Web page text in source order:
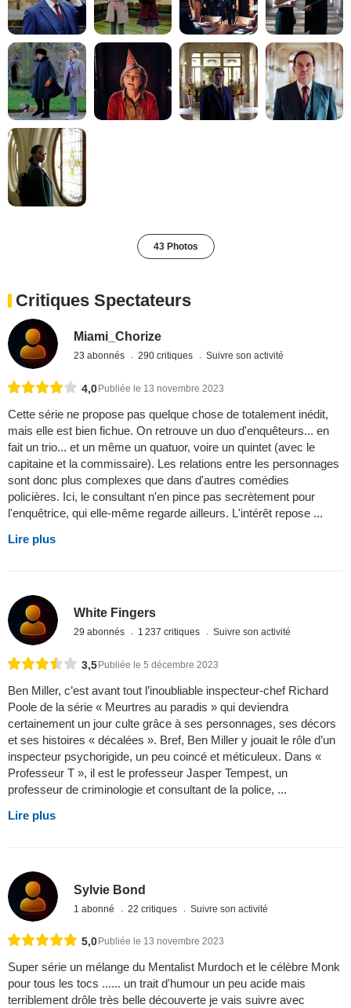
43 Photos
Critiques Spectateurs
Miami_Chorize
23 abonnés 290 critiques Suivre son activité
4,0Publiée le 13 novembre 2023
Cette série ne propose pas quelque chose de totalement inédit,
mais elle est bien fichue. On retrouve un duo d'enquêteurs... en
fait un trio... et un même un quatuor, voire un quintet (avec le
capitaine et la commissaire). Les relations entre les personnages
sont donc plus complexes que dans d'autres comédies
policières. Ici, le consultant n'en pince pas secrètement pour
l'enquêtrice, qui elle-même regarde ailleurs. L'intérêt repose ...
Lire plus
White Fingers
29 abonnés 1 237 critiques Suivre son activité
3,5 Publiée le 5 décembre 2023
Ben Miller, c’est avant tout l’inoubliable inspecteur-chef Richard
Poole de la série « Meurtres au paradis » qui deviendra
certainement un jour culte grâce à ses personnages, ses décors
et ses histoires « décalées ». Bref, Ben Miller y jouait le rôle d’un
inspecteur psychorigide, un peu coincé et méticuleux. Dans «
Professeur T », il est le professeur Jasper Tempest, un
professeur de criminologie et consultant de la police, ...
Lire plus
Sylvie Bond
1 abonné 22 critiques Suivre son activité
5,0 Publiée le 13 novembre 2023
Super série un mélange du Mentalist Murdoch et le célèbre Monk
pour tous les tocs ...... un trait d'humour un peu acide mais
terriblement drôle très belle découverte je vais suivre avec